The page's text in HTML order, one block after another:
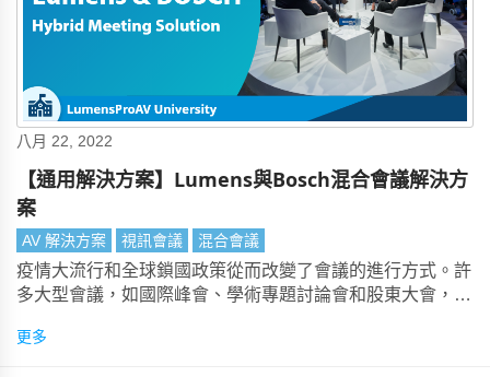
八月 22, 2022
【通用解決方案】Lumens與Bosch混合會議解決方
案
AV 解決方案 視訊會議 混合會議
疫情大流行和全球鎖國政策從而改變了會議的進行方式。許
多大型會議，如國際峰會、學術專題討論會和股東大會，都
統必須與統一通信系統無縫整合。
更多